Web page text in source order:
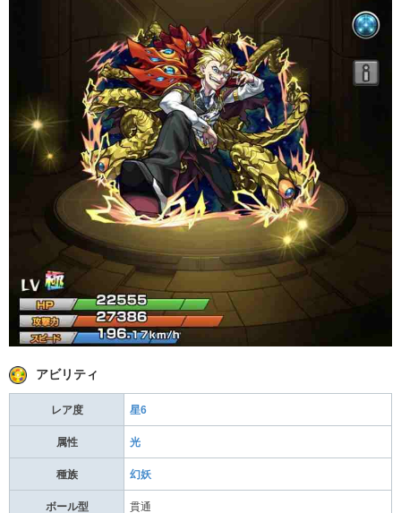
アビリティ
レア度 星6
属性 光
種族 幻妖
ボール型 貫通